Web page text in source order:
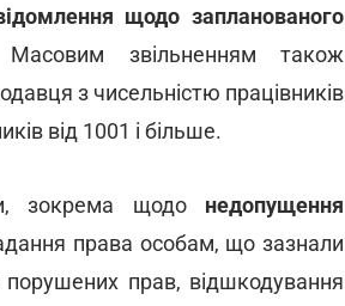
щодо запланованого
Масовим звільненням також
з чисельністю працівників
від 1001 і більше.
зокрема щодо недопущення
права особам, що зазнали
порушених прав, відшкодування